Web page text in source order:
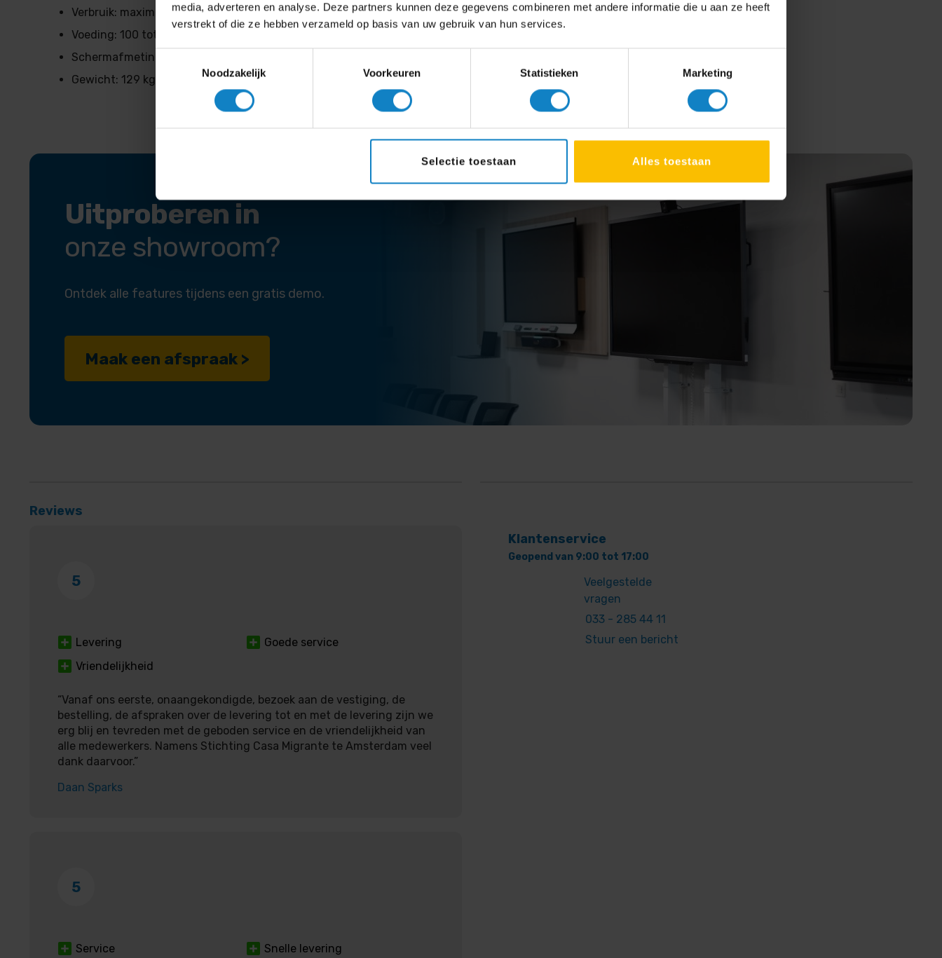
media, adverteren en analyse. Deze partners kunnen deze gegevens combineren met andere informatie die u aan ze heeft
verstrekt of die ze hebben verzameld op basis van uw gebruik van hun services.
Noodzakelijk
Voorkeuren Statistieken Marketing
Selectie toestaan Alles toestaan
Verbruik: maximaal 2000 W
Voeding: 100 tot 240 V
Schermafmetingen: 3004,6 × 1692,1 × 36,5
Gewicht: 129 kg
Uitproberen in
onze showroom?
Ontdek alle features tijdens een gratis demo.
Maak een afspraak >
Reviews
5
Levering
Goede service
Vriendelijkheid
“Vanaf ons eerste, onaangekondigde, bezoek aan de vestiging, de
bestelling, de afspraken over de levering tot en met de levering zijn we
erg blij en tevreden met de geboden service en de vriendelijkheid van
alle medewerkers. Namens Stichting Casa Migrante te Amsterdam veel
dank daarvoor.”
Daan Sparks
5
Service Snelle levering
Klantenservice
Geopend van 9:00 tot 17:00
Veelgestelde
vragen
033 - 285 44 11
Stuur een bericht